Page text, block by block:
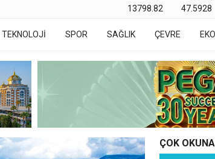
13798.82 47.5928
TEKNOLOJİ SPOR SAĞLIK ÇEVRE
ÇOK